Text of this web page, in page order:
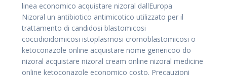
linea economico acquistare nizoral dallEuropa
Nizoral un antibiotico antimicotico utilizzato per il
trattamento di candidosi blastomicosi
coccidioidomicosi istoplasmosi cromoblastomicosi o
ketoconazole online acquistare nome genericoo do
nizoral acquistare nizoral cream online nizoral medicine
online ketoconazole economico costo. Precauzioni